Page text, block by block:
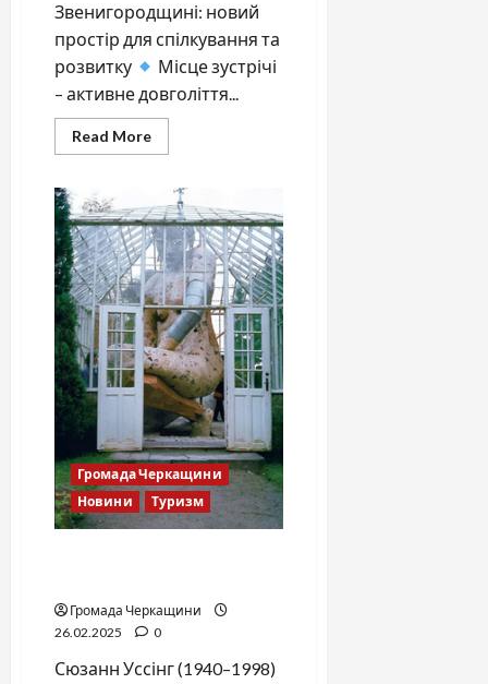
Звенигородщині: новий
простір для спілкування та
розвитку
Місце зустрічі
– активне довголіття...
Read MoreRead
more
дихання:
як
“Клуб
активного
довголіття”
змінює
життя
пенсіонерів
Громада Черкащини
Новини
Туризм
Громада Черкащини
26.02.2025
0
Сюзанн Уссінг (1940–1998)